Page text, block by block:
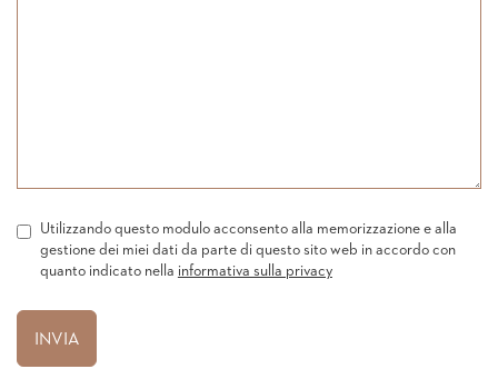
Utilizzando questo modulo acconsento alla memorizzazione e alla
gestione dei miei dati da parte di questo sito web in accordo con
quanto indicato nella informativa sulla privacy